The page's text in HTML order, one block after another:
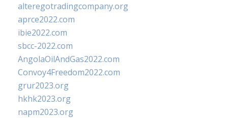
alteregotradingcompany.org
aprce2022.com
ibie2022.com
sbcc-2022.com
AngolaOilAndGas2022.com
Convoy4Freedom2022.com
grur2023.org
hkhk2023.org
napm2023.org